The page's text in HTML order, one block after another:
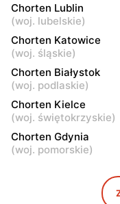
Warszawa, ul. Igańska
28\U4
Chorten
Warszawa, ul. Gen.
Abrahama 7a
Chorten
Warszawa, ul.
18/1a
Warszawa, ul.
Chorten Lublin
(woj. lubelskie)
Chorten Katowice
(woj. śląskie)
Chorten Białystok
(woj. podlaskie)
Chorten Kielce
(woj. świętokrzyskie)
Chorten Gdynia
(woj. pomorskie)